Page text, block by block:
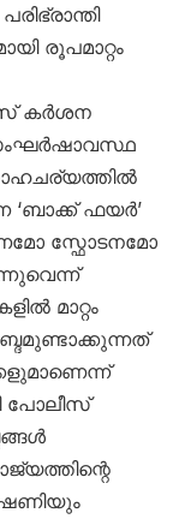
രൂപമാറ്റം
കർശന
‘ബാക്ക് ഫയർ’
സ്ഫോടനമോ
മാറ്റം
പോലീസ്